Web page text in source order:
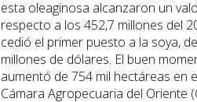
esta oleaginosa alcanzaron un
respecto a los 452,7 millones del
cedió el primer puesto a la soya,
millones de dólares. El buen
aumentó de 754 mil hectáreas en
Cámara Agropecuaria del Oriente